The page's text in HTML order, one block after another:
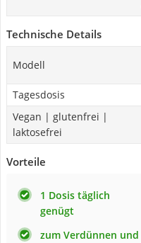
Technische Details
Modell
Tagesdosis
Vegan | glutenfrei |
laktosefrei
Vorteile
1 Dosis täglich
genügt
zum Verdünnen und